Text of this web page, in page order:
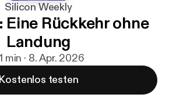
Silicon Weekly
Rückkehr ohne
Landung
min · 8. Apr. 2026
Kostenlos testen